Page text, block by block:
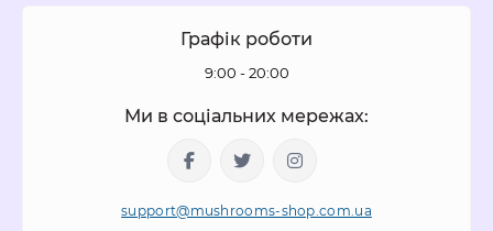
Графік роботи
9:00 - 20:00
Ми в соціальних мережах:
support@mushrooms-shop.com.ua